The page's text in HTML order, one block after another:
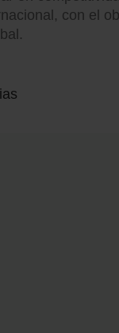
con el